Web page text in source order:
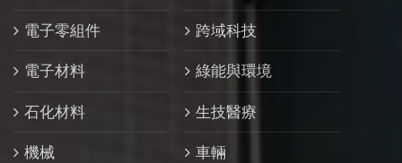
電子零組件 跨域科技
電子材料 綠能與環境
石化材料 生技醫療
機械 車輛